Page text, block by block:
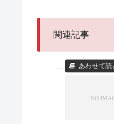
関連記事